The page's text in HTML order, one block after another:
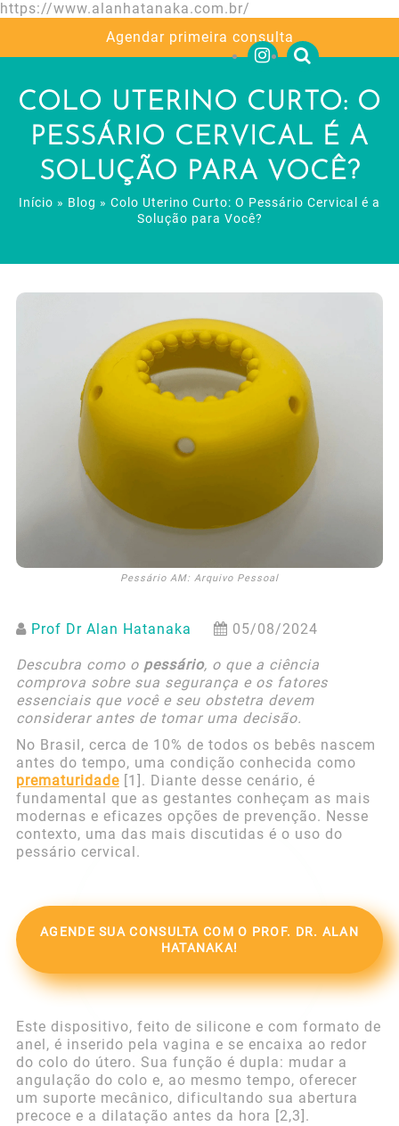
https://www.alanhatanaka.com.br/
Agendar primeira consulta
COLO UTERINO CURTO: O
PESSÁRIO CERVICAL É A
SOLUÇÃO PARA VOCÊ?
Início » Blog » Colo Uterino Curto: O Pessário Cervical é a
Solução para Você?
Pessário AM: Arquivo Pessoal
Prof Dr Alan Hatanaka 05/08/2024
Descubra como o pessário, o que a ciência
comprova sobre sua segurança e os fatores
essenciais que você e seu obstetra devem
considerar antes de tomar uma decisão.
No Brasil, cerca de 10% de todos os bebês nascem
antes do tempo, uma condição conhecida como
prematuridade[1]. Diante desse cenário, é
fundamental que as gestantes conheçam as mais
modernas e eficazes opções de prevenção. Nesse
contexto, uma das mais discutidas é o uso do
pessário cervical.
AGENDE SUA CONSULTA COM O PROF. DR. ALAN
HATANAKA!
Este dispositivo, feito de silicone e com formato de
anel, é inserido pela vagina e se encaixa ao redor
do colo do útero. Sua função é dupla: mudar a
angulação do colo e, ao mesmo tempo, oferecer
um suporte mecânico, dificultando sua abertura
precoce e a dilatação antes da hora [2,3].